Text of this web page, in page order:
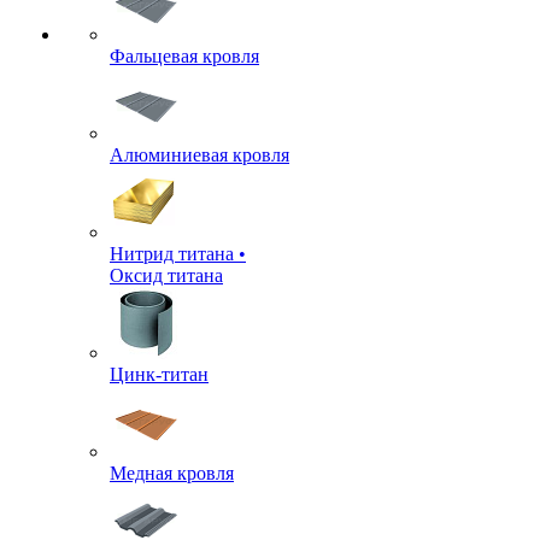
Фальцевая кровля
Алюминиевая кровля
Нитрид титана •
Оксид титана
Цинк-титан
Медная кровля